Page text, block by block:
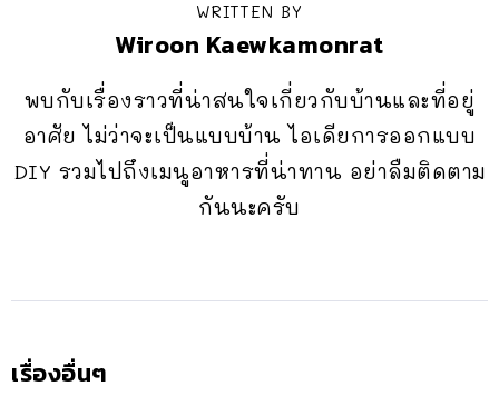
WRITTEN BY
Wiroon Kaewkamonrat
พบกับเรื่องราวที่น่าสนใจเกี่ยวกับบ้านและที่อยู่
อาศัย ไม่ว่าจะเป็นแบบบ้าน ไอเดียการออกแบบ
DIY รวมไปถึงเมนูอาหารที่น่าทาน อย่าลืมติดตาม
กันนะครับ
เรื่องอื่นๆ